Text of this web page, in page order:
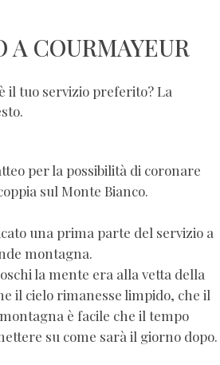
COURMAYEUR
il tuo servizio preferito? La
per la possibilità di coronare
sul Monte Bianco.
una prima parte del servizio a
montagna.
la mente era alla vetta della
il cielo rimanesse limpido, che il
è facile che il tempo
su come sarà il giorno dopo.